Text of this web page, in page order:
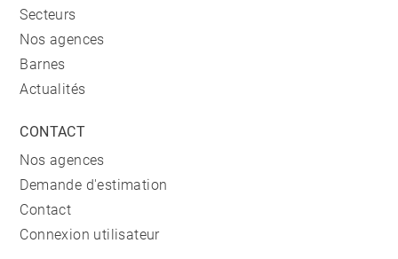
Secteurs
Nos agences
Barnes
Actualités
CONTACT
Nos agences
Demande d'estimation
Contact
Connexion utilisateur